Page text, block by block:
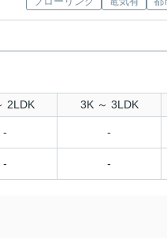
2LDK 3K ～ 3LDK
- -
- -